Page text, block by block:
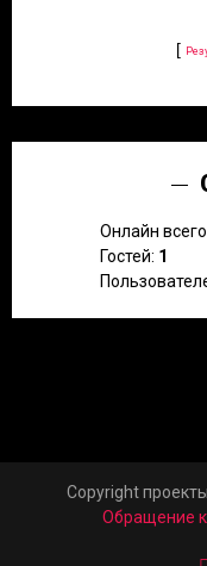
[
Онлайн
Гостей: 1
Copyright
Обращение